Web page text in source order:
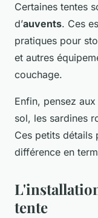
Certaines tentes
d’auvents. Ces
pratiques pour
et autres
couchage.
Enfin, pensez aux
sol, les sardines
Ces petits détails
différence en
tente